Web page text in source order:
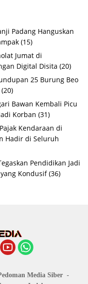
Padang Hanguskan
(15)
Jumat di
Digital Disita (20)
25 Burung Beo
(20)
Bawan Kembali Picu
Korban (31)
Kendaraan di
Hadir di Seluruh
Pendidikan Jadi
Kondusif (36)
Media Siber